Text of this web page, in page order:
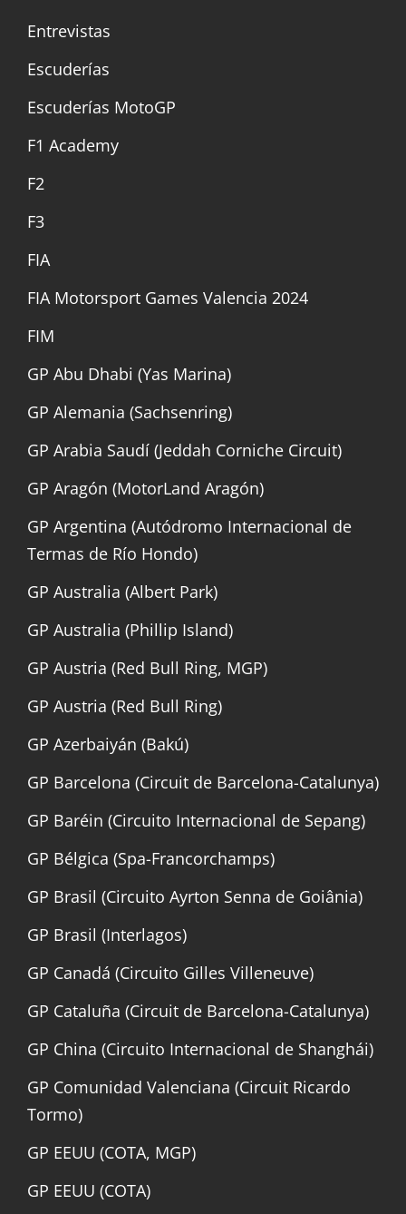
Entrevistas
Escuderías
Escuderías MotoGP
F1 Academy
F2
F3
FIA
FIA Motorsport Games Valencia 2024
FIM
GP Abu Dhabi (Yas Marina)
GP Alemania (Sachsenring)
GP Arabia Saudí (Jeddah Corniche Circuit)
GP Aragón (MotorLand Aragón)
GP Argentina (Autódromo Internacional de
Termas de Río Hondo)
GP Australia (Albert Park)
GP Australia (Phillip Island)
GP Austria (Red Bull Ring, MGP)
GP Austria (Red Bull Ring)
GP Azerbaiyán (Bakú)
GP Barcelona (Circuit de Barcelona-Catalunya)
GP Baréin (Circuito Internacional de Sepang)
GP Bélgica (Spa-Francorchamps)
GP Brasil (Circuito Ayrton Senna de Goiânia)
GP Brasil (Interlagos)
GP Canadá (Circuito Gilles Villeneuve)
GP Cataluña (Circuit de Barcelona-Catalunya)
GP China (Circuito Internacional de Shanghái)
GP Comunidad Valenciana (Circuit Ricardo
Tormo)
GP EEUU (COTA, MGP)
GP EEUU (COTA)